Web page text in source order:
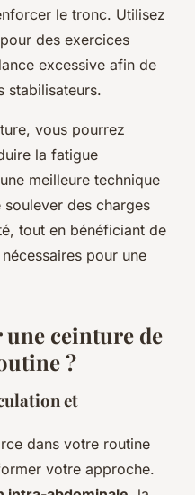
le tronc. Utilisez
des exercices
excessive afin de
stabilisateurs.
vous pourrez
la fatigue
meilleure technique
des charges
tout en bénéficiant de
pour une
ceinture de
?
et
dans votre routine
votre approche.